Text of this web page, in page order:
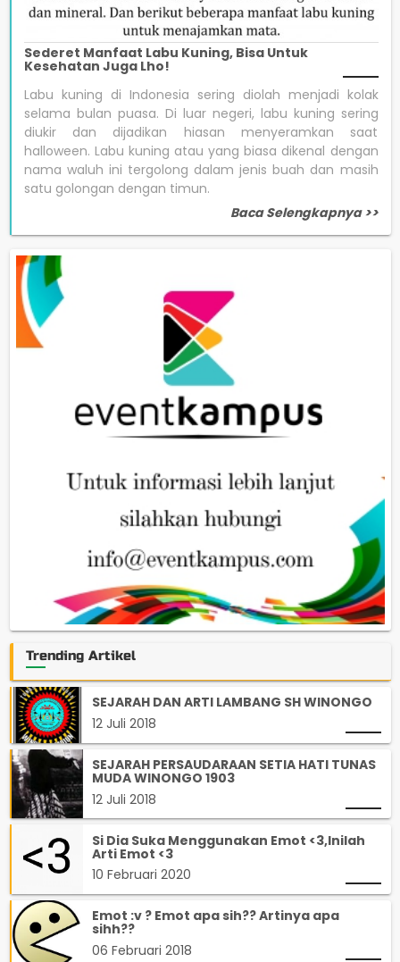
Sederet Manfaat Labu Kuning, Bisa Untuk
Kesehatan Juga Lho!
Labu kuning di Indonesia sering diolah menjadi kolak
selama bulan puasa. Di luar negeri, labu kuning sering
diukir dan dijadikan hiasan menyeramkan saat
halloween. Labu kuning atau yang biasa dikenal dengan
nama waluh ini tergolong dalam jenis buah dan masih
satu golongan dengan timun.
Baca Selengkapnya >>
Trending Artikel
SEJARAH DAN ARTI LAMBANG SH WINONGO
12 Juli 2018
SEJARAH PERSAUDARAAN SETIA HATI TUNAS
MUDA WINONGO 1903
12 Juli 2018
Si Dia Suka Menggunakan Emot <3,Inilah
Arti Emot <3
10 Februari 2020
Emot :v ? Emot apa sih?? Artinya apa
sihh??
06 Februari 2018